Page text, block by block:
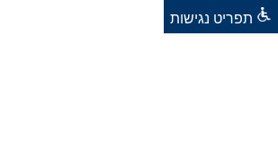
תפריט נגישות